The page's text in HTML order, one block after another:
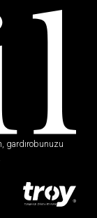
gardırobunuzu